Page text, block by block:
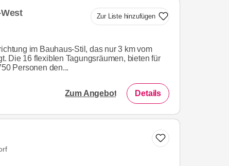
Zur Liste hinzufügen
im Bauhaus-Stil, das nur 3 km vom
Die 16 flexiblen Tagungsräumen, bieten für
Personen den...
Zum Angebot Details